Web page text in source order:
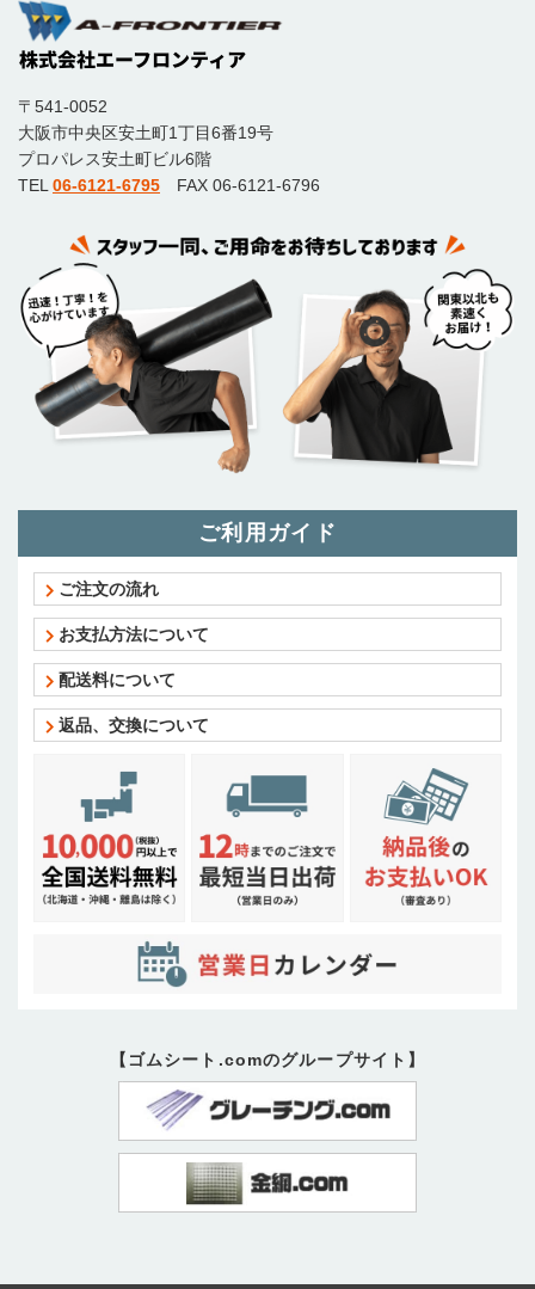
〒541-0052
大阪市中央区安土町1丁目6番19号
プロパレス安土町ビル6階
TEL 06-6121-6795 FAX 06-6121-6796
ご利用ガイド
ご注文の流れ
お支払方法について
配送料について
返品、交換について
【ゴムシート.comのグループサイト】